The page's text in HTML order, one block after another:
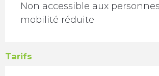
Non accessible aux
mobilité réduite
Tarifs